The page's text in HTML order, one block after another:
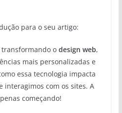
para o seu artigo:
o design web,
mais personalizadas e
essa tecnologia impacta
interagimos com os sites. A
começando!